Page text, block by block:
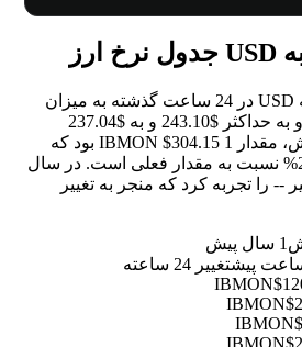
در نوسان بوده و به حداکثر $243.10 و به $237.04
رسیده است. یک ماه پیش، مقدار 1 IBMON $304.15 بود که
نسبت به مقدار فعلی است. در سال
-- را تجربه کرد که منجر به تغییر
1 سال پیش
تغییر 24 ساعته